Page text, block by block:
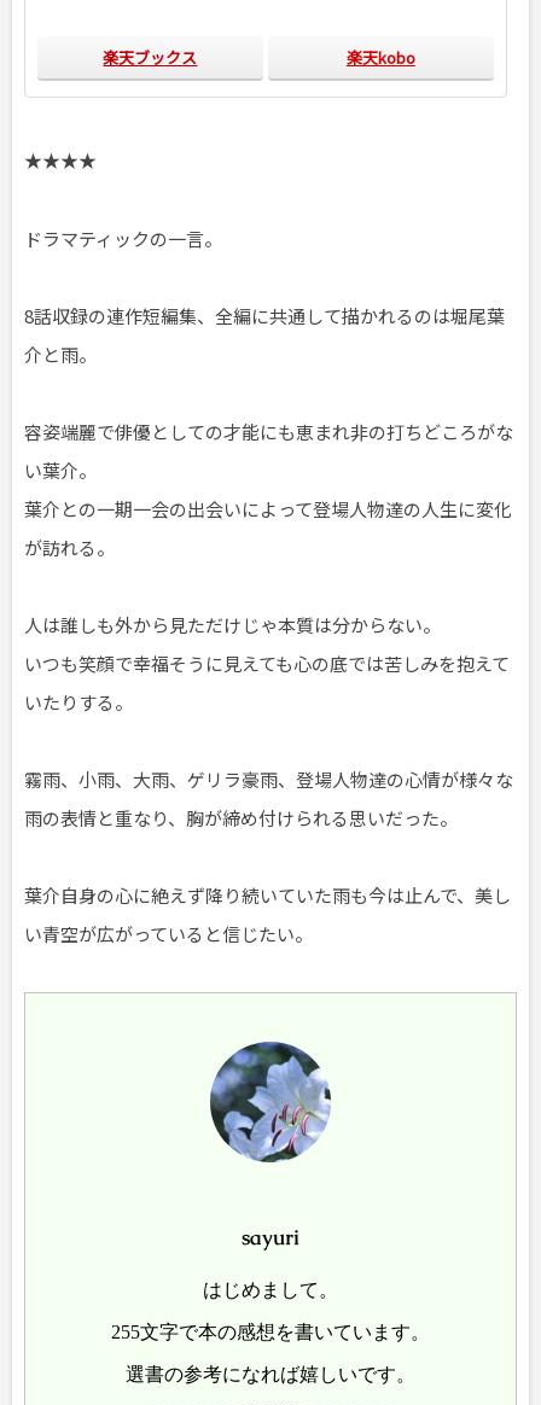
楽天ブックス 楽天kobo
★★★★
ドラマティックの一言。
8話収録の連作短編集、全編に共通して描かれるのは堀尾葉
介と雨。
容姿端麗で俳優としての才能にも恵まれ非の打ちどころがな
い葉介。
葉介との一期一会の出会いによって登場人物達の人生に変化
が訪れる。
人は誰しも外から見ただけじゃ本質は分からない。
いつも笑顔で幸福そうに見えても心の底では苦しみを抱えて
いたりする。
霧雨、小雨、大雨、ゲリラ豪雨、登場人物達の心情が様々な
雨の表情と重なり、胸が締め付けられる思いだった。
葉介自身の心に絶えず降り続いていた雨も今は止んで、美し
い青空が広がっていると信じたい。
sayuri
はじめまして。
255文字で本の感想を書いています。
選書の参考になれば嬉しいです。